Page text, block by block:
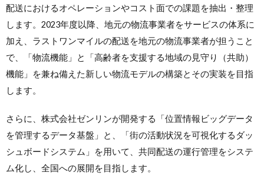
配送におけるオペレーションやコスト面での課題を抽出・整理
します。2023年度以降、地元の物流事業者をサービスの体系に
加え、ラストワンマイルの配送を地元の物流事業者が担うこと
で、「物流機能」と「高齢者を支援する地域の見守り（共助）
機能」を兼ね備えた新しい物流モデルの構築とその実装を目指
します。
さらに、株式会社ゼンリンが開発する「位置情報ビッグデータ
を管理するデータ基盤」と、「街の活動状況を可視化するダッ
シュボードシステム」を用いて、共同配送の運行管理をシステ
ム化し、全国への展開を目指します。